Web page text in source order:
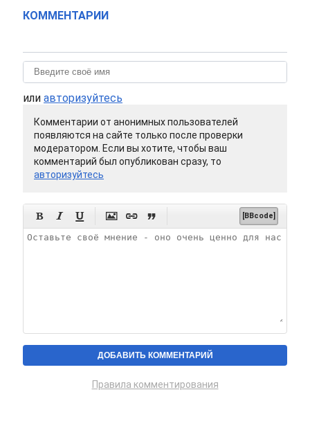
КОММЕНТАРИИ
или авторизуйтесь
Комментарии от анонимных пользователей
появляются на сайте только после проверки
модератором. Если вы хотите, чтобы ваш
комментарий был опубликован сразу, то
авторизуйтесь
      [BBcode]
Правила комментирования